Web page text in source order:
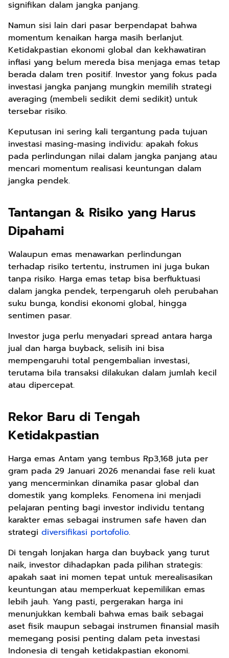
signifikan dalam jangka panjang.
Namun sisi lain dari pasar berpendapat bahwa
momentum kenaikan harga masih berlanjut.
Ketidakpastian ekonomi global dan kekhawatiran
inflasi yang belum mereda bisa menjaga emas tetap
berada dalam tren positif. Investor yang fokus pada
investasi jangka panjang mungkin memilih strategi
averaging (membeli sedikit demi sedikit) untuk
tersebar risiko.
Keputusan ini sering kali tergantung pada tujuan
investasi masing-masing individu: apakah fokus
pada perlindungan nilai dalam jangka panjang atau
mencari momentum realisasi keuntungan dalam
jangka pendek.
Tantangan & Risiko yang Harus
Dipahami
Walaupun emas menawarkan perlindungan
terhadap risiko tertentu, instrumen ini juga bukan
tanpa risiko. Harga emas tetap bisa berfluktuasi
dalam jangka pendek, terpengaruh oleh perubahan
suku bunga, kondisi ekonomi global, hingga
sentimen pasar.
Investor juga perlu menyadari spread antara harga
jual dan harga buyback, selisih ini bisa
mempengaruhi total pengembalian investasi,
terutama bila transaksi dilakukan dalam jumlah kecil
atau dipercepat.
Rekor Baru di Tengah
Ketidakpastian
Harga emas Antam yang tembus Rp3,168 juta per
gram pada 29 Januari 2026 menandai fase reli kuat
yang mencerminkan dinamika pasar global dan
domestik yang kompleks. Fenomena ini menjadi
pelajaran penting bagi investor individu tentang
karakter emas sebagai instrumen safe haven dan
strategi diversifikasi portofolio.
Di tengah lonjakan harga dan buyback yang turut
naik, investor dihadapkan pada pilihan strategis:
apakah saat ini momen tepat untuk merealisasikan
keuntungan atau memperkuat kepemilikan emas
lebih jauh. Yang pasti, pergerakan harga ini
menunjukkan kembali bahwa emas baik sebagai
aset fisik maupun sebagai instrumen finansial masih
memegang posisi penting dalam peta investasi
Indonesia di tengah ketidakpastian ekonomi.